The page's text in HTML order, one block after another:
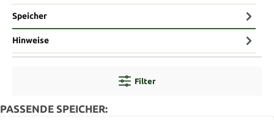
Speicher
Hinweise
Filter
PASSENDE SPEICHER: